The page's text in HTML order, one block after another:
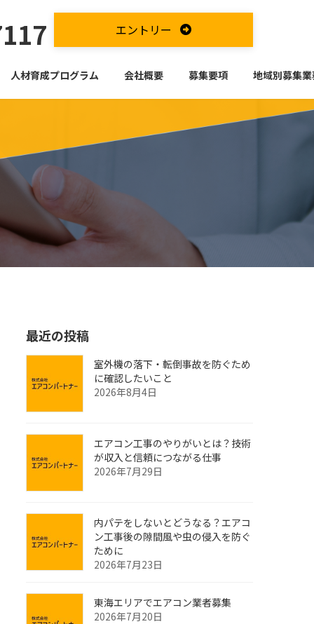
エントリー
人材育成プログラム 会社概要 募集要項 地域別募集
最近の投稿
室外機の落下・転倒事故を防ぐため
に確認したいこと
2026年8月4日
エアコン工事のやりがいとは？技術
が収入と信頼につながる仕事
2026年7月29日
内パテをしないとどうなる？エアコ
ン工事後の隙間風や虫の侵入を防ぐ
ために
2026年7月23日
東海エリアでエアコン業者募集
2026年7月20日